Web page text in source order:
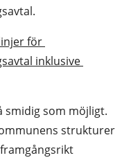
för
inklusive
fönster.
smidig som möjligt.
strukturer